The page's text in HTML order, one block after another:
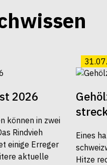
2026
können in zwei
Rindvieh
einige Erreger
aktuelle
Eines
Hitze